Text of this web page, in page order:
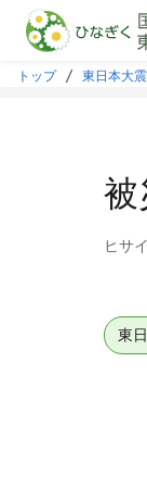
本文に飛ぶ
トップ 東日本大
被
ヒサ
東